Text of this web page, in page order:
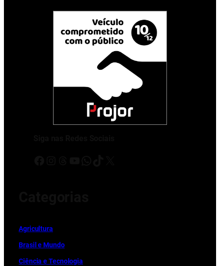
Agricultura
Brasil e Mundo
Ciência e Tecnologia